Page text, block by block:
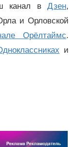
канал вДзен,
и Орловской
Орёлтаймс.
и